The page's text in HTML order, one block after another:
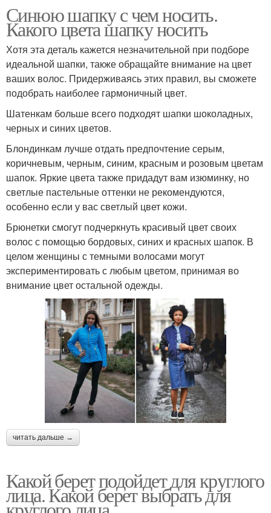
Синюю шапку с чем носить.
Какого цвета шапку носить
Хотя эта деталь кажется незначительной при подборе
идеальной шапки, также обращайте внимание на цвет
ваших волос. Придерживаясь этих правил, вы сможете
подобрать наиболее гармоничный цвет.
Шатенкам больше всего подходят шапки шоколадных,
черных и синих цветов.
Блондинкам лучше отдать предпочтение серым,
коричневым, черным, синим, красным и розовым цветам
шапок. Яркие цвета также придадут вам изюминку, но
светлые пастельные оттенки не рекомендуются,
особенно если у вас светлый цвет кожи.
Брюнетки смогут подчеркнуть красивый цвет своих
волос с помощью бордовых, синих и красных шапок. В
целом женщины с темными волосами могут
экспериментировать с любым цветом, принимая во
внимание цвет остальной одежды.
читать дальше →
Какой берет подойдет для круглого
лица. Какой берет выбрать для